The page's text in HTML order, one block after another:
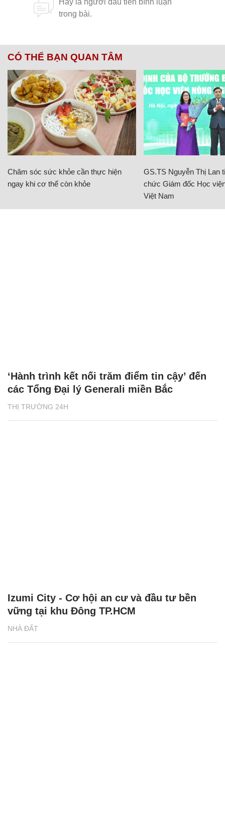
CÓ THỂ BẠN QUAN TÂM
Chăm sóc sức khỏe cần thực hiện
ngay khi cơ thể còn khỏe
GS.TS Nguyễn Thị Lan
chức Giám đốc Học
Việt Nam
THỊ TRƯỜNG 24H
‘Hành trình kết nối trăm điểm tin cậy’ đến
các Tổng Đại lý Generali miền Bắc
NHÀ ĐẤT
Izumi City - Cơ hội an cư và đầu tư bền
vững tại khu Đông TP.HCM